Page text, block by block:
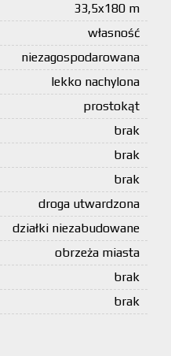
33,5x180 m
własność
niezagospodarowana
lekko nachylona
prostokąt
brak
brak
brak
droga utwardzona
działki niezabudowane
obrzeża miasta
brak
brak